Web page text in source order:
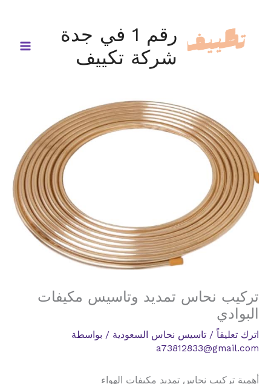
المحتوى
رقم 1 في جدة
شركة تكييف
تركيب نحاس تمديد وتاسيس مكيفات
البوادي
اترك تعليقاً / تاسيس نحاس السعودية / بواسطة
a73812833@gmail.com
أهمية تركيب نحاس تمديد مكيفات الهواء